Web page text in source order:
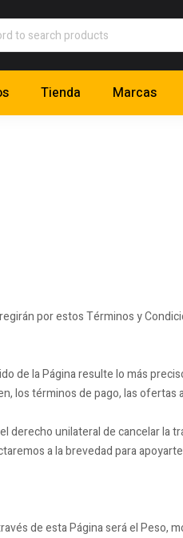
Tienda Marcas
por estos Términos y
de la Página resulte lo más
los términos de pago, las
derecho unilateral de cancelar la
a la brevedad para
de esta Página será el Peso,